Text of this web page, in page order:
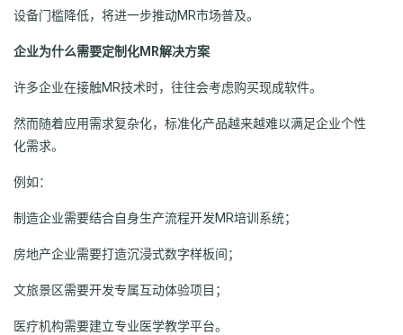
设备门槛降低，将进一步推动MR市场普及。
企业为什么需要定制化MR解决方案
许多企业在接触MR技术时，往往会考虑购买现成软件。
然而随着应用需求复杂化，标准化产品越来越难以满足企业个性
化需求。
例如：
制造企业需要结合自身生产流程开发MR培训系统；
房地产企业需要打造沉浸式数字样板间；
文旅景区需要开发专属互动体验项目；
医疗机构需要建立专业医学教学平台。